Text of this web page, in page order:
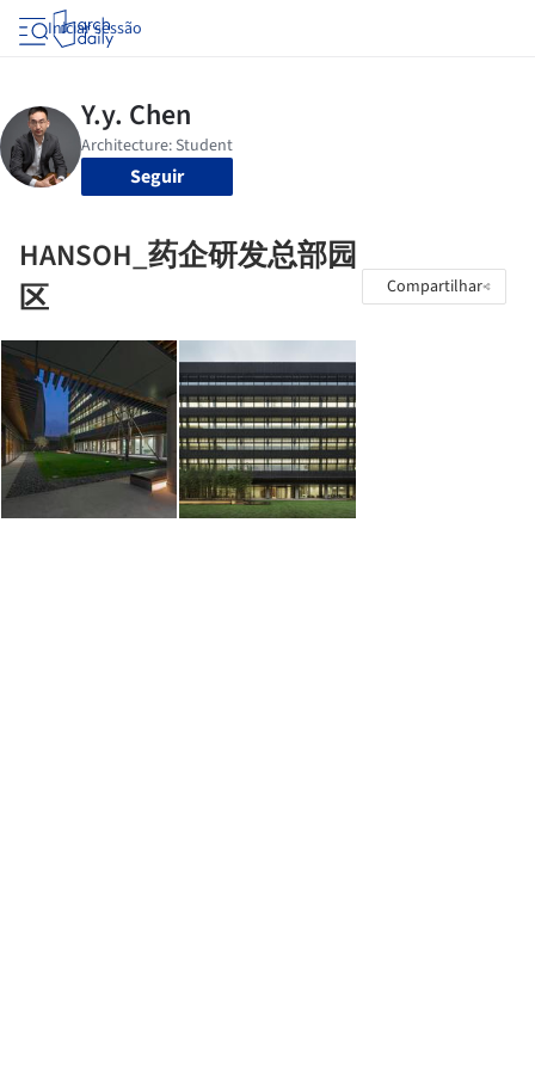
Iniciar sessão
Seguir
HANSOH_药企研发总部园
区
Compartilhar